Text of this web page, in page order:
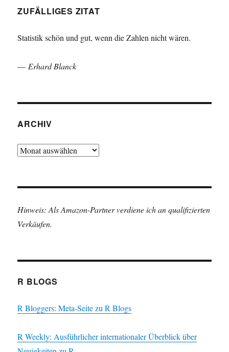
ZUFÄLLIGES ZITAT
Statistik schön und gut, wenn die Zahlen nicht wären.
— Erhard Blanck
ARCHIV
Archiv
Hinweis: Als Amazon-Partner verdiene ich an qualifizierten
Verkäufen.
R BLOGS
R Bloggers: Meta-Seite zu R Blogs
R Weekly: Ausführlicher internationaler Überblick über